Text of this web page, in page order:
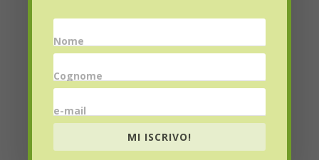
Website
Nome
Cognome
e-mail
MI ISCRIVO!